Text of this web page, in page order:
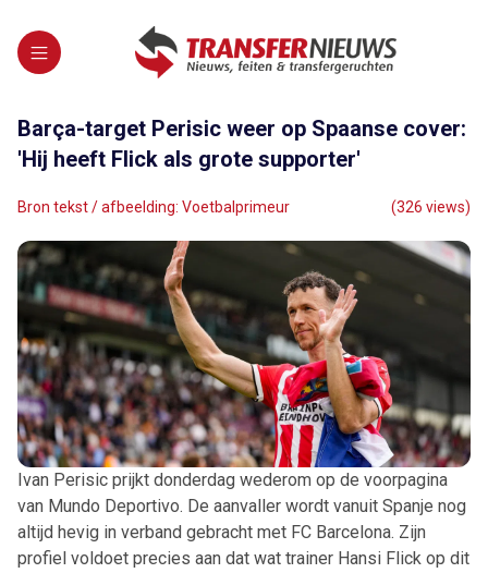
Barça-target Perisic weer op Spaanse cover:
'Hij heeft Flick als grote supporter'
Bron tekst / afbeelding: Voetbalprimeur (326 views)
Ivan Perisic prijkt donderdag wederom op de voorpagina
van Mundo Deportivo. De aanvaller wordt vanuit Spanje nog
altijd hevig in verband gebracht met FC Barcelona. Zijn
profiel voldoet precies aan dat wat trainer Hansi Flick op dit